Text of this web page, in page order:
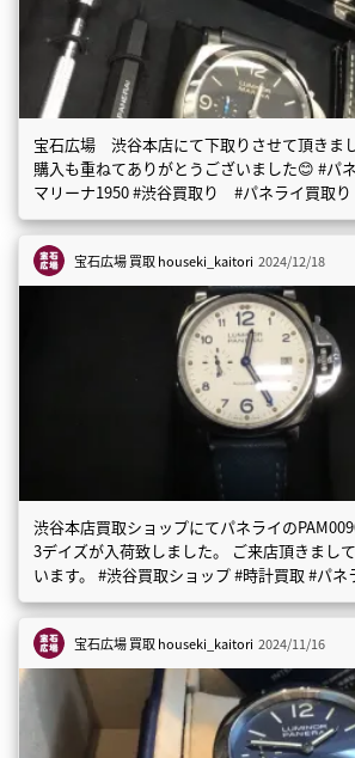
宝石広場 渋谷本店にて下取りさせて頂きま
購入も重ねてありがとうございました😊 #
マリーナ1950 #渋谷買取り #パネライ買取り
宝石広場 買取houseki_kaitori 2024/12/18
渋谷本店買取ショップにてパネライの
3デイズが入荷致しました。 ご来店頂きまし
います。 #渋谷買取ショップ #時計買取 #パネ
宝石広場 買取houseki_kaitori 2024/11/16